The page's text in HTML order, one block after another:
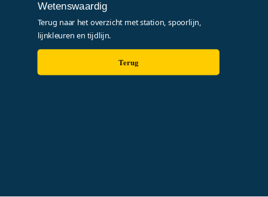
Wetenswaardig
Terug naar het overzicht met station, spoorlijn,
lijnkleuren en tijdlijn.
Terug